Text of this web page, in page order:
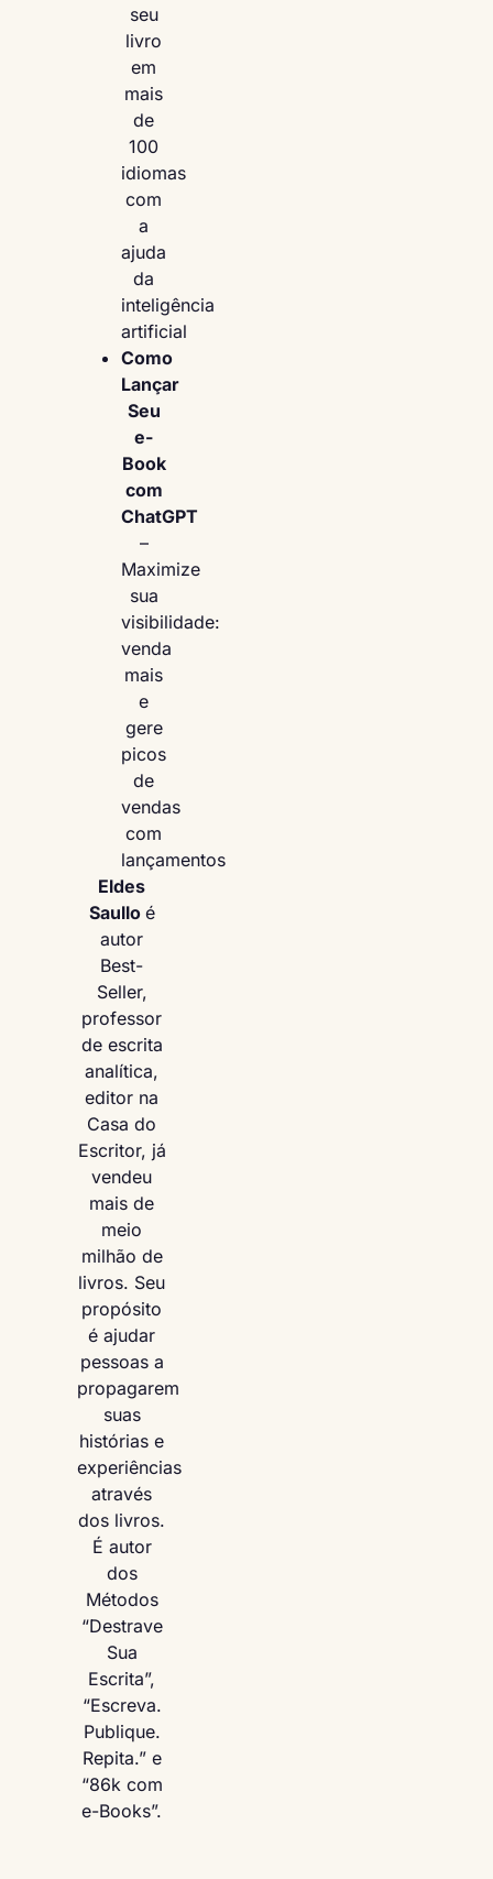
seu
livro
em
mais
de
100
idiomas
com
a
ajuda
da
inteligência
artificial
Como
Lançar
Seu
e-
Book
com
ChatGPT
–
Maximize
sua
visibilidade:
venda
mais
e
gere
picos
de
vendas
com
lançamentos
Eldes
Saullo é
autor
Best-
Seller,
professor
de escrita
analítica,
editor na
Casa do
Escritor, já
vendeu
mais de
meio
milhão de
livros. Seu
propósito
é ajudar
pessoas a
propagarem
suas
histórias e
experiências
através
dos livros.
É autor
dos
Métodos
“Destrave
Sua
Escrita”,
“Escreva.
Publique.
Repita.” e
“86k com
e-Books”.